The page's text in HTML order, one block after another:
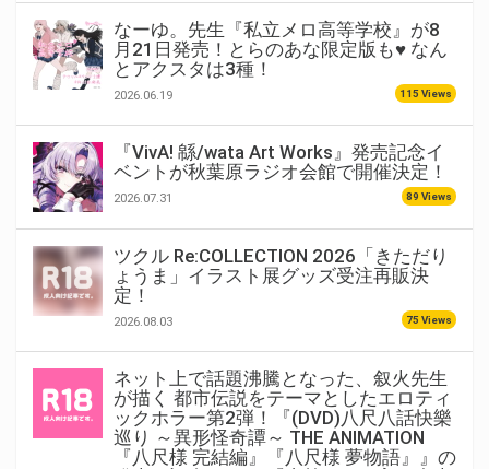
なーゆ。先生『私立メロ高等学校』が8
月21日発売！とらのあな限定版も♥ なん
とアクスタは3種！
2026.06.19 115 Views
『VivA! 緜/wata Art Works』発売記念イ
ベントが秋葉原ラジオ会館で開催決定！
2026.07.31 89 Views
ツクル Re:COLLECTION 2026「きただり
ょうま」イラスト展グッズ受注再販決
定！
2026.08.03 75 Views
ネット上で話題沸騰となった、叙火先生
が描く 都市伝説をテーマとしたエロティ
ックホラー第2弾！『(DVD)八尺八話快樂
巡り ～異形怪奇譚～ THE ANIMATION
『八尺様 完結編』『八尺様 夢物語』』の